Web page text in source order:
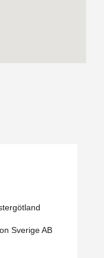
Sverige AB